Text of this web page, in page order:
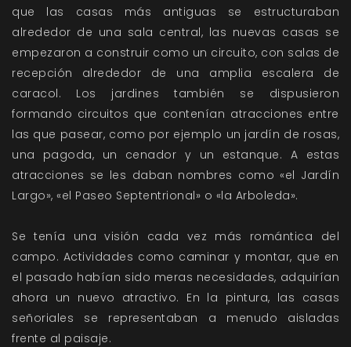
que las casas más antiguas se estructuraban
alrededor de una sala central, las nuevas casas se
empezaron a construir como un circuito, con salas de
recepción alrededor de una amplia escalera de
caracol. Los jardines también se dispusieron
formando circuitos que contenían atracciones entre
las que pasear, como por ejemplo un jardín de rosas,
una pagoda, un cenador y un estanque. A estas
atracciones se les daban nombres como «el Jardín
Largo», «el Paseo Septentrional» o «la Arboleda».
Se tenía una visión cada vez más romántica del
campo. Actividades como caminar y montar, que en
el pasado habían sido meras necesidades, adquirían
ahora un nuevo atractivo. En la pintura, las casas
señoriales se representaban a menudo aisladas
frente al paisaje.